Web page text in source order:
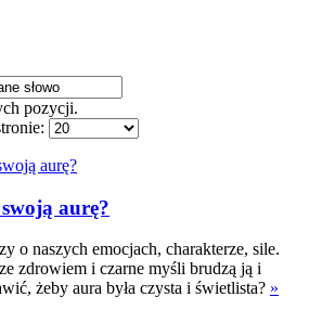
pozycji.
aurę?
o naszych emocjach, charakterze, sile.
zdrowiem i czarne myśli brudzą ją i
żeby aura była czysta i świetlista? »